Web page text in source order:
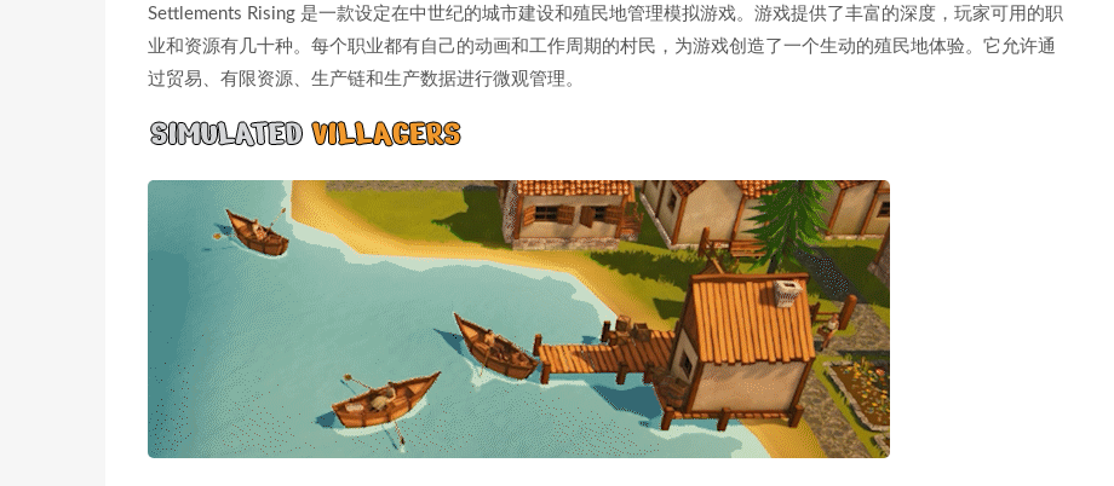
Settlements Rising 是一款设定在中世纪的城市建设和殖民地管理模拟游戏。游戏提供了丰富的深度，玩家可用的职
业和资源有几十种。每个职业都有自己的动画和工作周期的村民，为游戏创造了一个生动的殖民地体验。它允许通
过贸易、有限资源、生产链和生产数据进行微观管理。